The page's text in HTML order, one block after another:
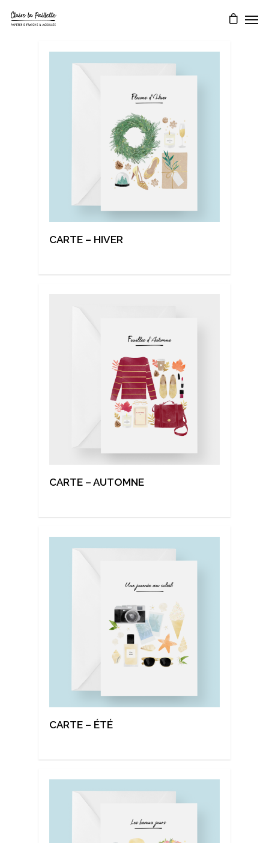
CARTE – HIVER
CARTE – AUTOMNE
CARTE – ÉTÉ